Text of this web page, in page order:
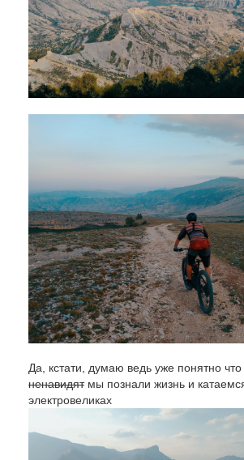
Да, кстати, думаю ведь уже понятно что
ненавидятмы познали жизнь и
электровеликах